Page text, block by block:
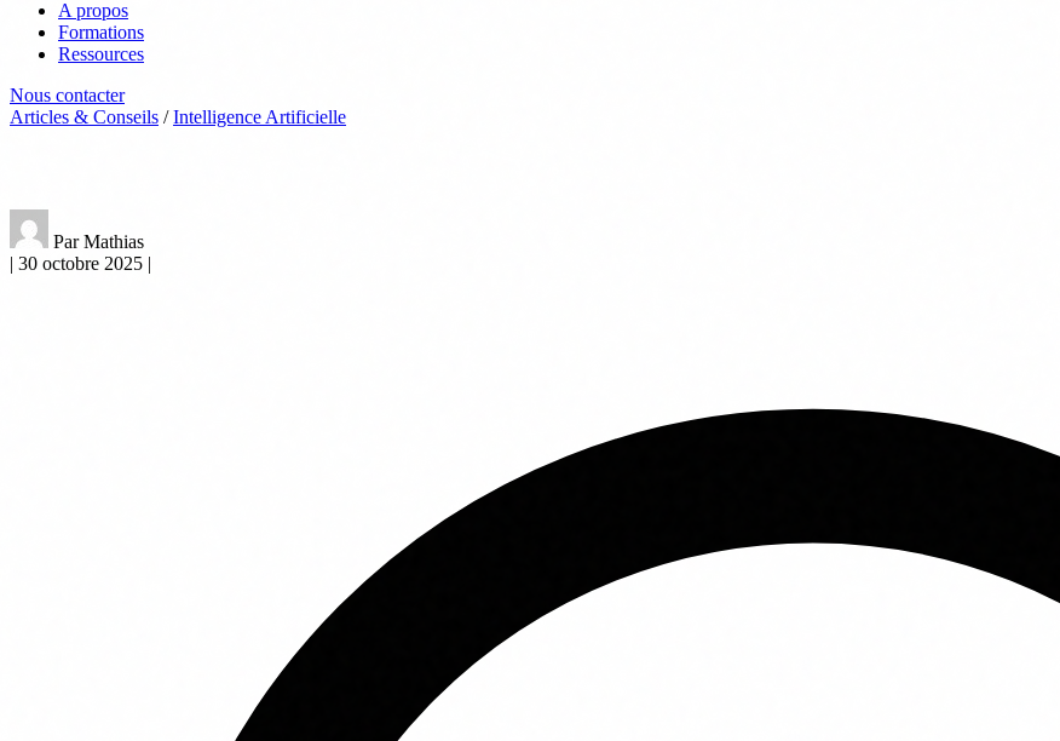
A propos
Formations
Ressources
Nous contacter
Articles & Conseils / Intelligence Artificielle
Par Mathias
| 30 octobre 2025 |